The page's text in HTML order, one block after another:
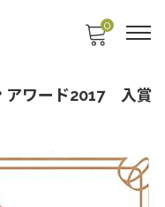
0
アワード2017 入賞